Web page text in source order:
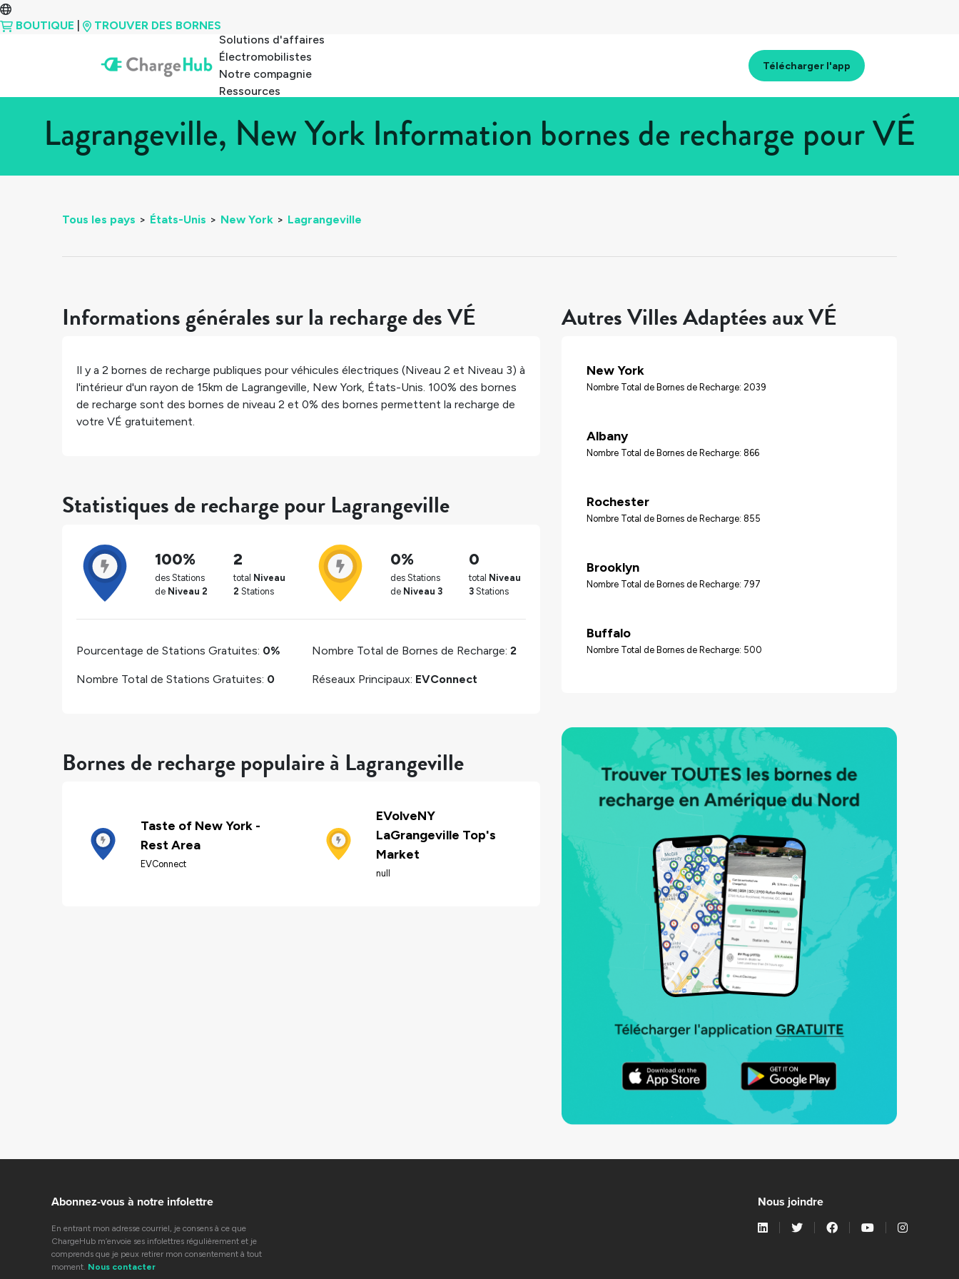
BOUTIQUE
TROUVER DES BORNES
Solutions d'affaires
Électromobilistes
Notre compagnie
Ressources
Télécharger l'app
Lagrangeville, New York Information bornes de recharge pour VÉ
Tous les pays > États-Unis > New York > Lagrangeville
Informations générales sur la recharge des VÉ
Il y a 2 bornes de recharge publiques pour véhicules électriques (Niveau 2 et Niveau 3) à
l'intérieur d'un rayon de 15km de Lagrangeville, New York, États-Unis. 100% des bornes
de recharge sont des bornes de niveau 2 et 0% des bornes permettent la recharge de
votre VÉ gratuitement.
Statistiques de recharge pour Lagrangeville
100%
des Stations
de Niveau 2
2
total Niveau
2 Stations
0%
des Stations
de Niveau 3
0
total Niveau
3 Stations
Pourcentage de Stations Gratuites: 0%
Nombre Total de Stations Gratuites: 0
Nombre Total de Bornes de Recharge: 2
Réseaux Principaux: EVConnect
Bornes de recharge populaire à Lagrangeville
Taste of New York -
Rest Area
EVConnect
EVolveNY
LaGrangeville Top's
Market
null
Autres Villes Adaptées aux VÉ
New York
Nombre Total de Bornes de Recharge: 2039
Albany
Nombre Total de Bornes de Recharge: 866
Rochester
Nombre Total de Bornes de Recharge: 855
Brooklyn
Nombre Total de Bornes de Recharge: 797
Buffalo
Nombre Total de Bornes de Recharge: 500
Abonnez-vous à notre infolettre
En entrant mon adresse courriel, je consens à ce que
ChargeHub m’envoie ses infolettres régulièrement et je
comprends que je peux retirer mon consentement à tout
moment. Nous contacter
Nous joindre